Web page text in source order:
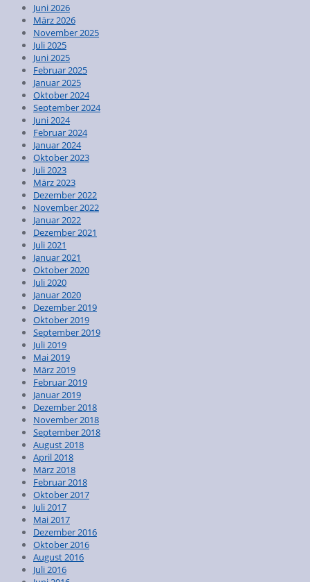
Juni 2026
März 2026
November 2025
Juli 2025
Juni 2025
Februar 2025
Januar 2025
Oktober 2024
September 2024
Juni 2024
Februar 2024
Januar 2024
Oktober 2023
Juli 2023
März 2023
Dezember 2022
November 2022
Januar 2022
Dezember 2021
Juli 2021
Januar 2021
Oktober 2020
Juli 2020
Januar 2020
Dezember 2019
Oktober 2019
September 2019
Juli 2019
Mai 2019
März 2019
Februar 2019
Januar 2019
Dezember 2018
November 2018
September 2018
August 2018
April 2018
März 2018
Februar 2018
Oktober 2017
Juli 2017
Mai 2017
Dezember 2016
Oktober 2016
August 2016
Juli 2016